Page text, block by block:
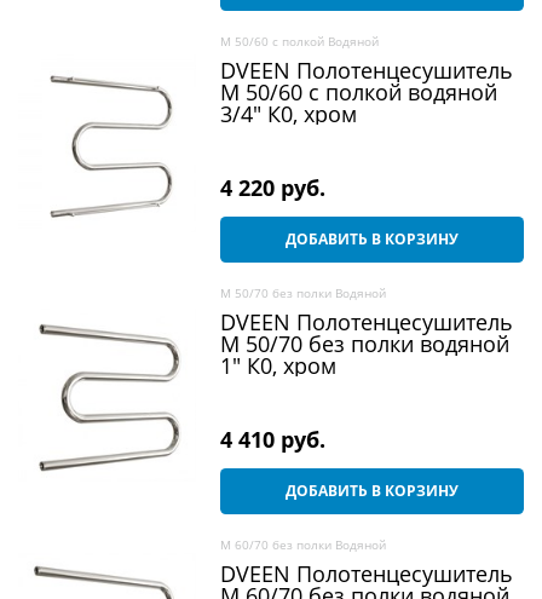
M 50/60 c полкой Водяной
DVEEN Полотенцесушитель
M 50/60 c полкой водяной
3/4" К0, хром
4 220 руб.
ДОБАВИТЬ В КОРЗИНУ
M 50/70 без полки Водяной
DVEEN Полотенцесушитель
M 50/70 без полки водяной
1" К0, хром
4 410 руб.
ДОБАВИТЬ В КОРЗИНУ
M 60/70 без полки Водяной
DVEEN Полотенцесушитель